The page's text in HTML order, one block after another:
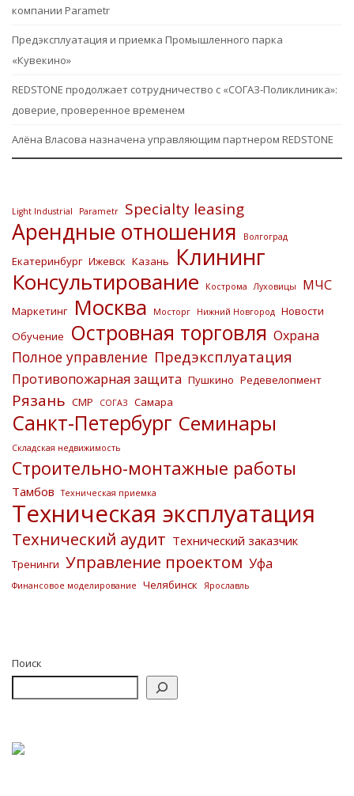
компании Parametr
Предэксплуатация и приемка Промышленного парка
«Кувекино»
REDSTONE продолжает сотрудничество с «СОГАЗ-Поликлиника»:
доверие, проверенное временем
Алёна Власова назначена управляющим партнером REDSTONE
Light Industrial Parametr Specialty leasing
Арендные отношения Волгоград
Екатеринбург Ижевск Казань Клининг
Консультирование Кострома Луховицы МЧС
Маркетинг Москва Мосторг Нижний Новгород Новости
Обучение
Островная торговля Охрана
Полное управление Предэксплуатация
Противопожарная защита Пушкино Редевелопмент
Рязань СМР СОГАЗ Самара
Санкт-Петербург Семинары
Складская недвижимость
Строительно-монтажные работы
Тамбов Техническая приемка
Техническая эксплуатация
Технический аудит Технический заказчик
Тренинги Управление проектом Уфа
Финансовое моделирование Челябинск Ярославль
Поиск